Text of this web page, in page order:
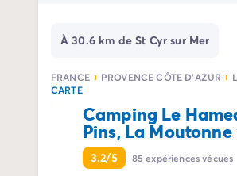
Camping Drôme
Camping Haute-Savoie
Camping Annecy
Camping Isère
Camping Savoie
Camping Espagne
Camping Cantabria
Camping Santander
À 30.6 km de St Cyr sur Mer
FRANCE PROVENCE CÔTE D'AZUR
CARTE
Camping Le
Pins, La Moutonne
3.2/5 85expériences vécues